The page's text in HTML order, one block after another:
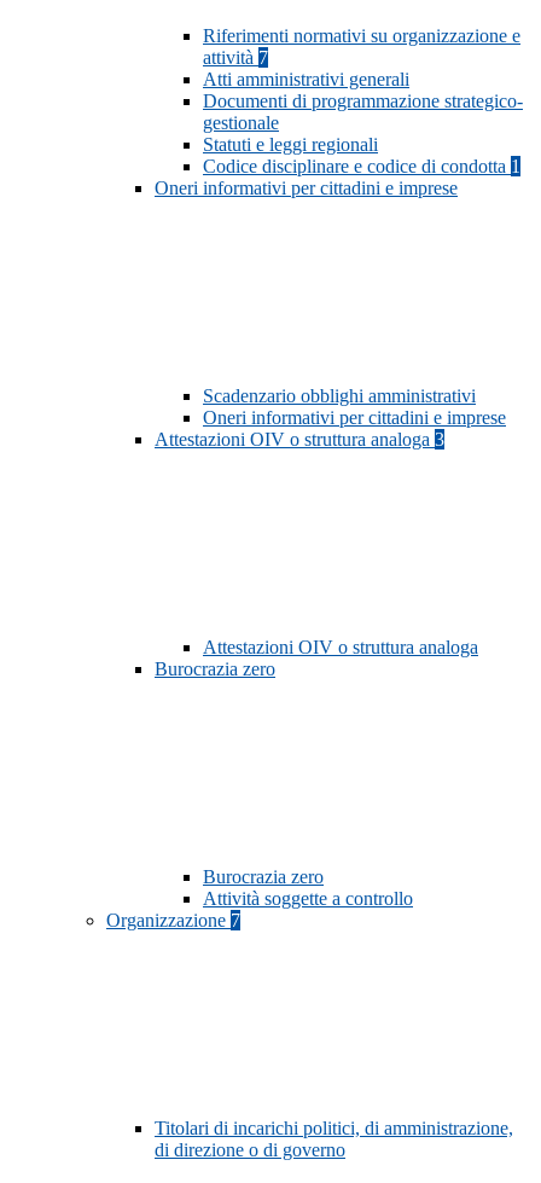
Riferimenti normativi su organizzazione e
attività 7
Atti amministrativi generali
Documenti di programmazione strategico-
gestionale
Statuti e leggi regionali
Codice disciplinare e codice di condotta 1
Oneri informativi per cittadini e imprese
Scadenzario obblighi amministrativi
Oneri informativi per cittadini e imprese
Attestazioni OIV o struttura analoga 3
Attestazioni OIV o struttura analoga
Burocrazia zero
Burocrazia zero
Attività soggette a controllo
Organizzazione 7
Titolari di incarichi politici, di amministrazione,
di direzione o di governo